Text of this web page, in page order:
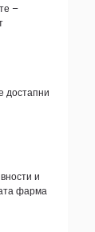
–
достапни
и
фарма